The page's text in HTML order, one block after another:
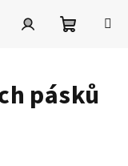
košík
pásků